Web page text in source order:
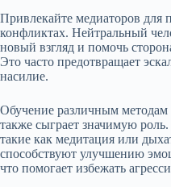
Привлекайте медиаторов
конфликтах. Нейтральный
новый взгляд и помочь
Это часто предотвращает
насилие.
Обучение различным
также сыграет значимую
такие как медитация или
способствуют улучшению
что помогает избежать